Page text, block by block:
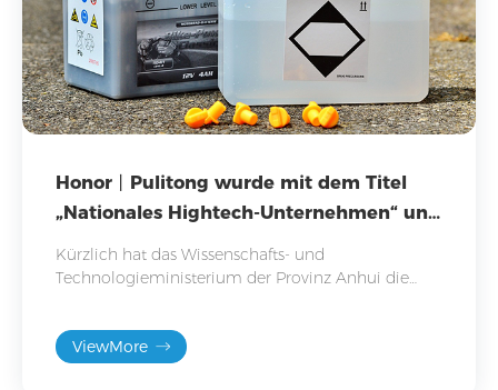
Honor丨Pulitong wurde mit dem Titel
„Nationales Hightech-Unternehmen“ und
„Forschungs- und Entwicklungszentrum
für Unternehmen der Provinz Anhui“
Kürzlich hat das Wissenschafts- und
Technologieministerium der Provinz Anhui die
bekannt gegeben. Gleichzeitig gab das Büro der
ViewMore